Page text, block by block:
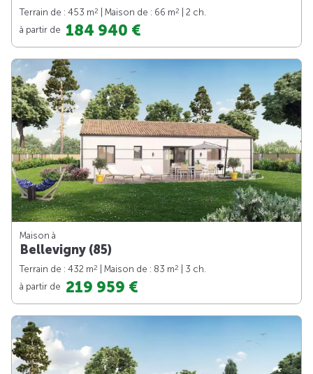
Terrain de : 453 m2 | Maison de : 66 m2
| 2 ch.
à partir de 184 940 €
Maison à
Bellevigny (85)
Terrain de : 432 m2 | Maison de : 83 m2
| 3 ch.
à partir de 219 959 €